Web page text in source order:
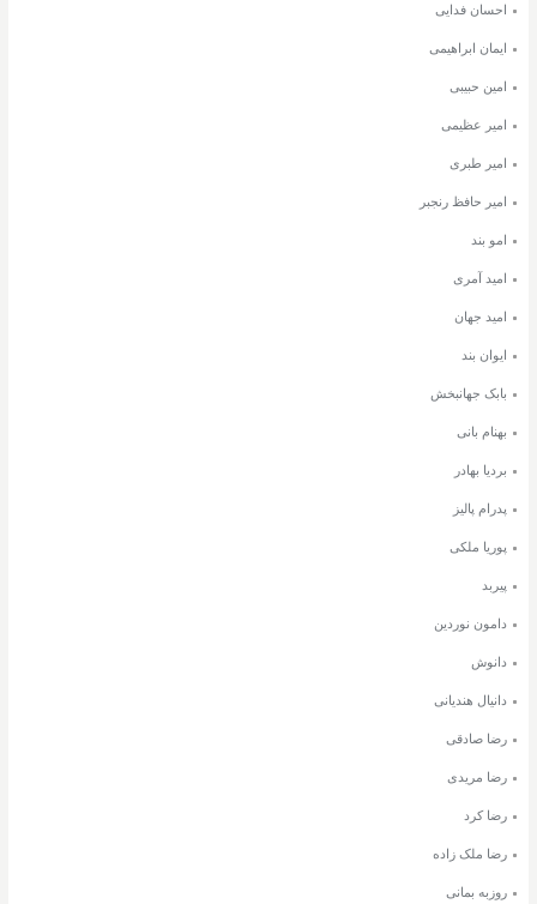
احسان فدایی
ایمان ابراهیمی
امین حبیبی
امیر عظیمی
امیر طبری
امیر حافظ رنجبر
امو بند
امید آمری
امید جهان
ایوان بند
بابک جهانبخش
بهنام بانی
بردیا بهادر
پدرام پالیز
پوریا ملکی
پیربد
دامون نوردین
دانوش
دانیال هندیانی
رضا صادقی
رضا مریدی
رضا کرد
رضا ملک زاده
روزبه بمانی